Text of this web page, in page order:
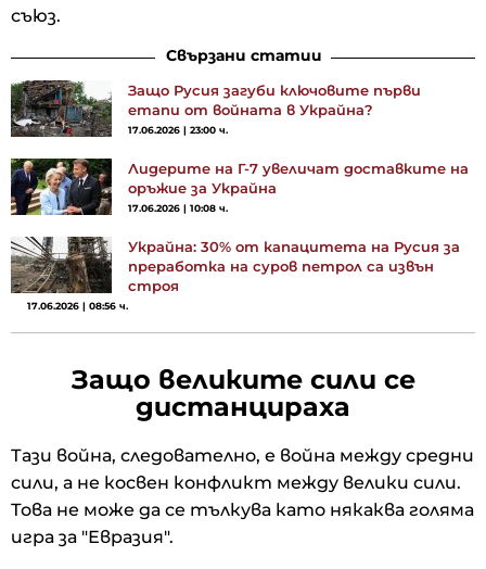
съюз.
Свързани статии
Защо Русия загуби ключовите първи
етапи от войната в Украйна?
17.06.2026 | 23:00 ч.
Лидерите на Г-7 увеличат доставките на
оръжие за Украйна
17.06.2026 | 10:08 ч.
Украйна: 30% от капацитета на Русия за
преработка на суров петрол са извън
строя
17.06.2026 | 08:56 ч.
Защо великите сили се
дистанцираха
Тази война, следователно, е война между средни
сили, а не косвен конфликт между велики сили.
Това не може да се тълкува като някаква голяма
игра за "Евразия".